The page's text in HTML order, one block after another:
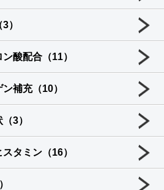
）
酸配合（11）
補充（10）
3）
タミン（16）